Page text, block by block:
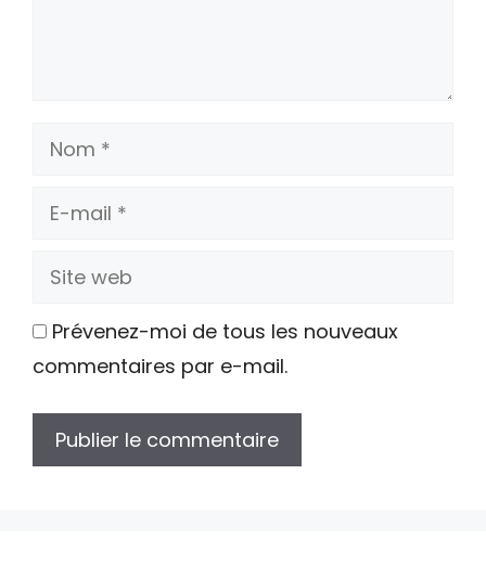
Nom
E-
Site
Prévenez-moi de tous les nouveaux
commentaires par e-mail.